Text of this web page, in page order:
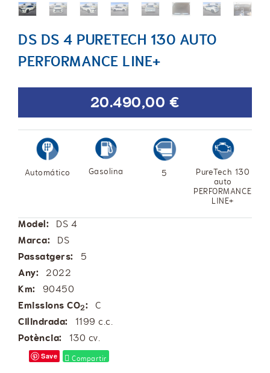
DS DS 4 PURETECH 130 AUTO
PERFORMANCE LINE+
20.490,00 €
Automático Gasolina 5 PureTech 130
auto
PERFORMANCE
LINE+
Model: DS 4
Marca: DS
Passatgers: 5
Any: 2022
Km: 90450
Emissions CO2: C
Cilindrada: 1199 c.c.
Potència: 130 cv.
Save Compartir